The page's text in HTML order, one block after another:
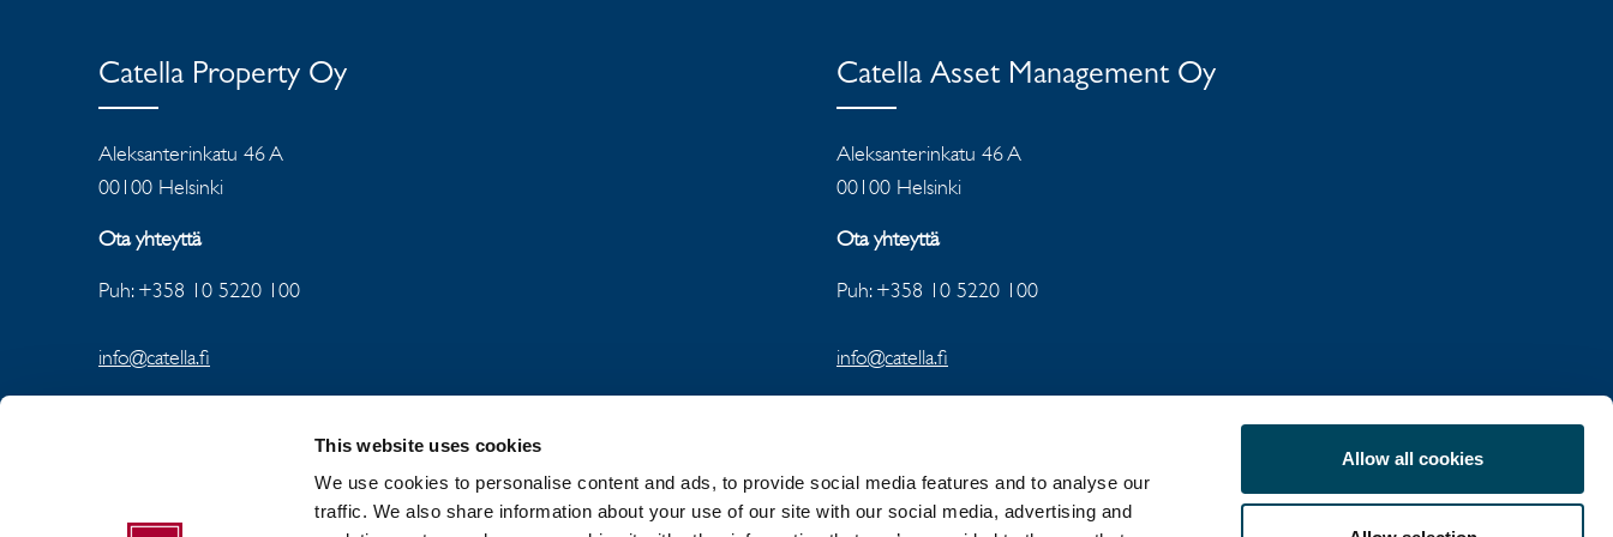
This website uses cookies
We use cookies to personalise content and ads, to provide social media features and to analyse our
traffic. We also share information about your use of our site with our social media, advertising and
Allow all cookies
Catella Property Oy
Aleksanterinkatu 46 A
00100 Helsinki
Ota yhteyttä
Puh: +358 10 5220 100
info@catella.fi
Catella Asset Management Oy
Aleksanterinkatu 46 A
00100 Helsinki
Ota yhteyttä
Puh: +358 10 5220 100
info@catella.fi